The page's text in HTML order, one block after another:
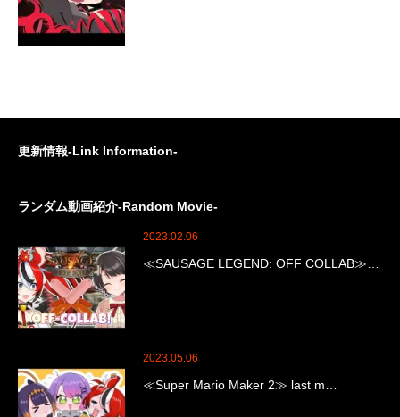
更新情報-Link Information-
ランダム動画紹介-Random Movie-
2023.02.06
≪SAUSAGE LEGEND: OFF COLLAB≫…
2023.05.06
≪Super Mario Maker 2≫ last m…